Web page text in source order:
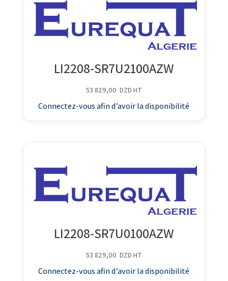
LI2208-SR7U2100AZW
53 829,00 DZD HT
Connectez-vous afin d’avoir la disponibilité
LI2208-SR7U0100AZW
53 829,00 DZD HT
Connectez-vous afin d’avoir la disponibilité